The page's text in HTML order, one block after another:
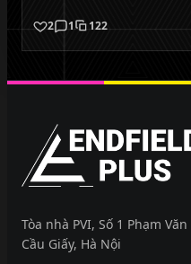
2 1 122
EndfieldPlus
Tòa nhà PVI, Số 1 Phạm
Cầu Giấy, Hà Nội